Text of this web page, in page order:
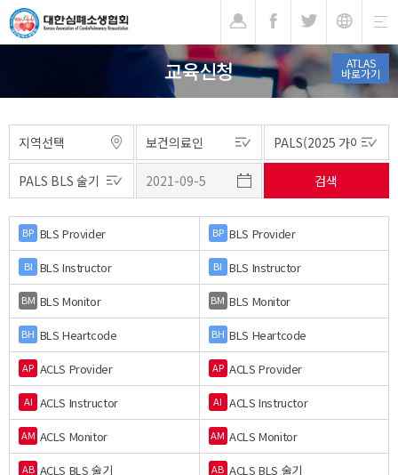
ATLAS
바로가기
교육신청
BP BLS Provider BP BLS Provider
BI BLS Instructor BI BLS Instructor
BM BLS Monitor BM BLS Monitor
BH BLS Heartcode BH BLS Heartcode
AP ACLS Provider AP ACLS Provider
AI ACLS Instructor AI ACLS Instructor
AM ACLS Monitor AM ACLS Monitor
AB ACLS BLS 술기 AB ACLS BLS 술기